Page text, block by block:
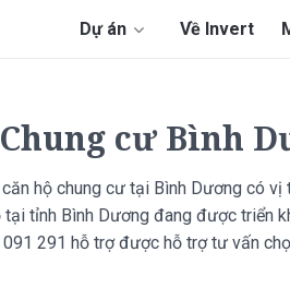
Dự án Về Invert
cư Bình
hộ chung cư tại Bình Dương có
tỉnh Bình Dương đang được triển
291 hỗ trợ được hỗ trợ tư vấn